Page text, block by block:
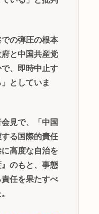
の弾圧の根本
と中国共産党
、即時中止す
としていま
見で、「中国
る国際的責任
高度な自治を
のもと、事態
任を果たすべ